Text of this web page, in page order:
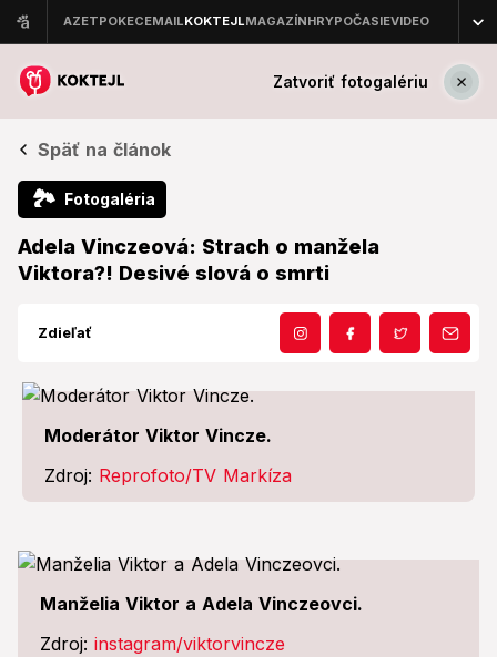
Zatvoriť fotogalériu
Späť na článok
🏞 Fotogaléria
Adela Vinczeová: Strach o manžela
Viktora?! Desivé slová o smrti
Zdieľať
Moderátor Viktor Vincze.
Zdroj: Reprofoto/TV Markíza
Manželia Viktor a Adela Vinczeovci.
Zdroj: instagram/viktorvincze